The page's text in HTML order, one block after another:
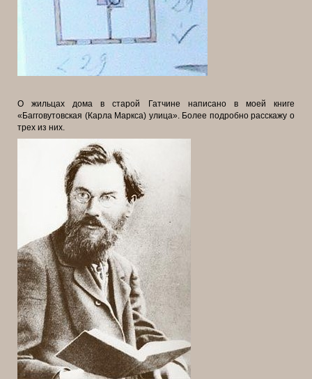
О жильцах дома в старой Гатчине написано в моей книге
«Багговутовская (Карла Маркса) улица». Более подробно расскажу о
трех из них.